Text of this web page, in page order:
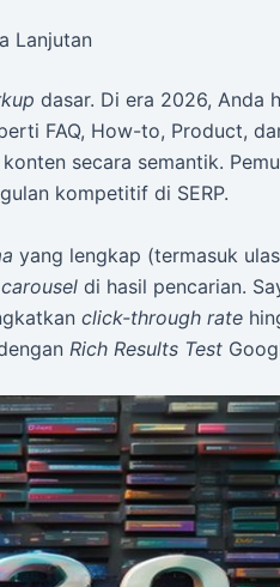
Lanjutan
dasar. Di era 2026, Anda
FAQ, How-to, Product,
secara semantik.
kompetitif di SERP.
yang lengkap (termasuk
carousel di hasil pencarian.
click-through rate
Rich Results Test